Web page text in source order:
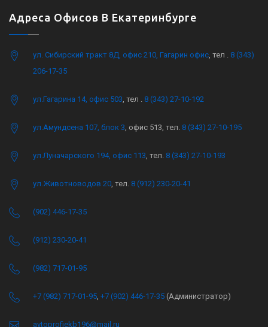
Адреса Офисов В Екатеринбурге
ул. Сибирский тракт 8Д, офис 210, Гагарин офис , тел . 8 (343)
206-17-35
ул.Гагарина 14, офис 503 , тел . 8 (343) 27-10-192
ул.Амундсена 107, блок 3 , офис 513, тел. 8 (343) 27-10-195
ул.Луначарского 194, офис 113 , тел. 8 (343) 27-10-193
ул.Животноводов 20 , тел. 8 (912) 230-20-41
(902) 446-17-35
(912) 230-20-41
(982) 717-01-95
+7 (982) 717-01-95 +7 (902) 446-17-35 (Администратор)
avtoprofiekb196@mail.ru